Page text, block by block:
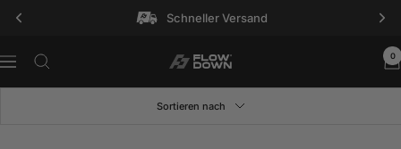
zum
Schneller Versand
Navigation
FLOW
0
Sortieren nach